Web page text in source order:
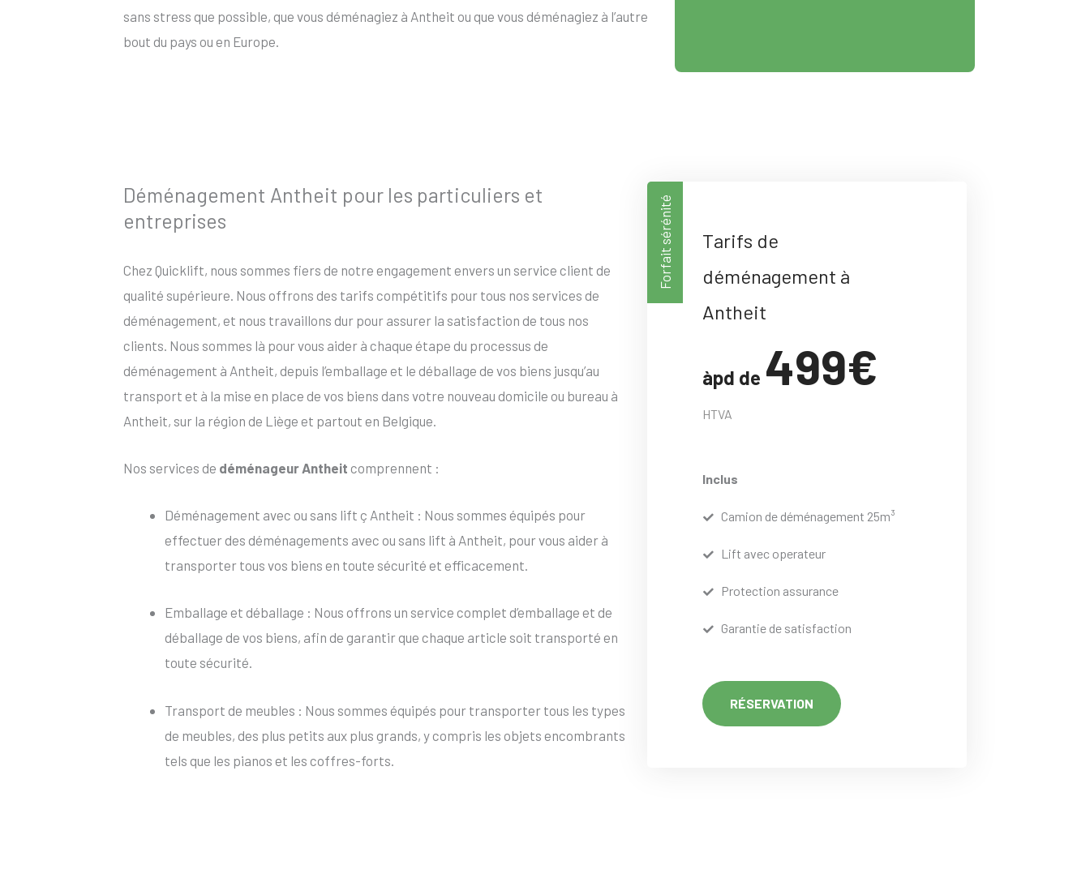
sans stress que possible, que vous déménagiez à Antheit ou que vous déménagiez à l’autre
bout du pays ou en Europe.
Déménagement Antheit pour les particuliers et
entreprises
Chez Quicklift, nous sommes fiers de notre engagement envers un service client de
qualité supérieure. Nous offrons des tarifs compétitifs pour tous nos services de
déménagement, et nous travaillons dur pour assurer la satisfaction de tous nos
clients. Nous sommes là pour vous aider à chaque étape du processus de
déménagement à Antheit, depuis l’emballage et le déballage de vos biens jusqu’au
transport et à la mise en place de vos biens dans votre nouveau domicile ou bureau à
Antheit, sur la région de Liège et partout en Belgique.
Nos services de déménageur Antheit comprennent :
Déménagement avec ou sans lift ç Antheit : Nous sommes équipés pour
effectuer des déménagements avec ou sans lift à Antheit, pour vous aider à
transporter tous vos biens en toute sécurité et efficacement.
Emballage et déballage : Nous offrons un service complet d’emballage et de
déballage de vos biens, afin de garantir que chaque article soit transporté en
toute sécurité.
Transport de meubles : Nous sommes équipés pour transporter tous les types
de meubles, des plus petits aux plus grands, y compris les objets encombrants
tels que les pianos et les coffres-forts.
Forfait sérénité
Tarifs de
déménagement à
Antheit
àpd de 499€
HTVA
Inclus
Camion de déménagement 25m³
Lift avec operateur
Protection assurance
Garantie de satisfaction
RÉSERVATION